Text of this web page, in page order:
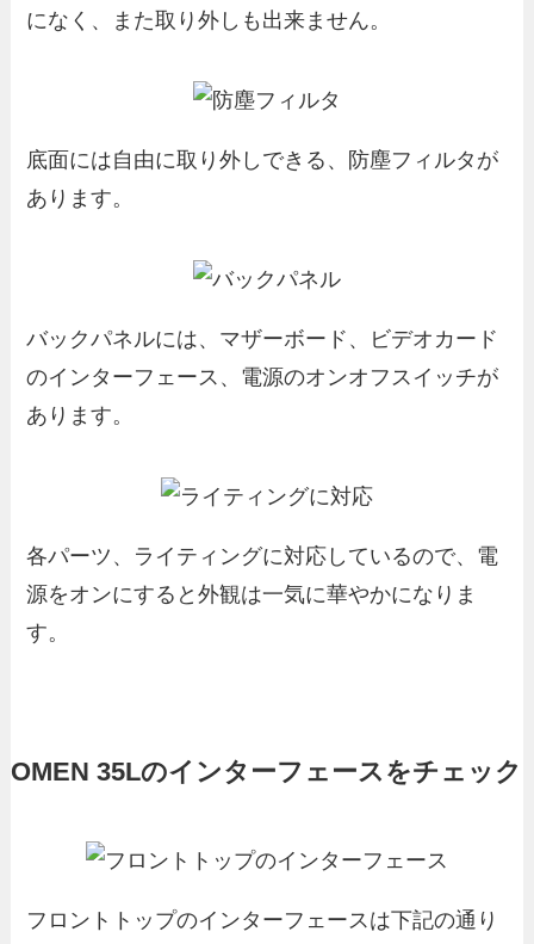
になく、また取り外しも出来ません。
底面には自由に取り外しできる、防塵フィルタが
あります。
バックパネルには、マザーボード、ビデオカード
のインターフェース、電源のオンオフスイッチが
あります。
各パーツ、ライティングに対応しているので、電
源をオンにすると外観は一気に華やかになりま
す。
OMEN 35Lのインターフェースをチェック
フロントトップのインターフェースは下記の通り